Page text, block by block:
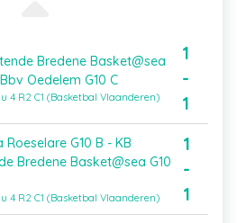
Bredene Basket@sea
Oedelem G10 C
4 R2 C1 (Basketbal Vlaanderen)
1
-
1
Roeselare G10 B - KB
Bredene Basket@sea G10
4 R2 C1 (Basketbal Vlaanderen)
1
-
1